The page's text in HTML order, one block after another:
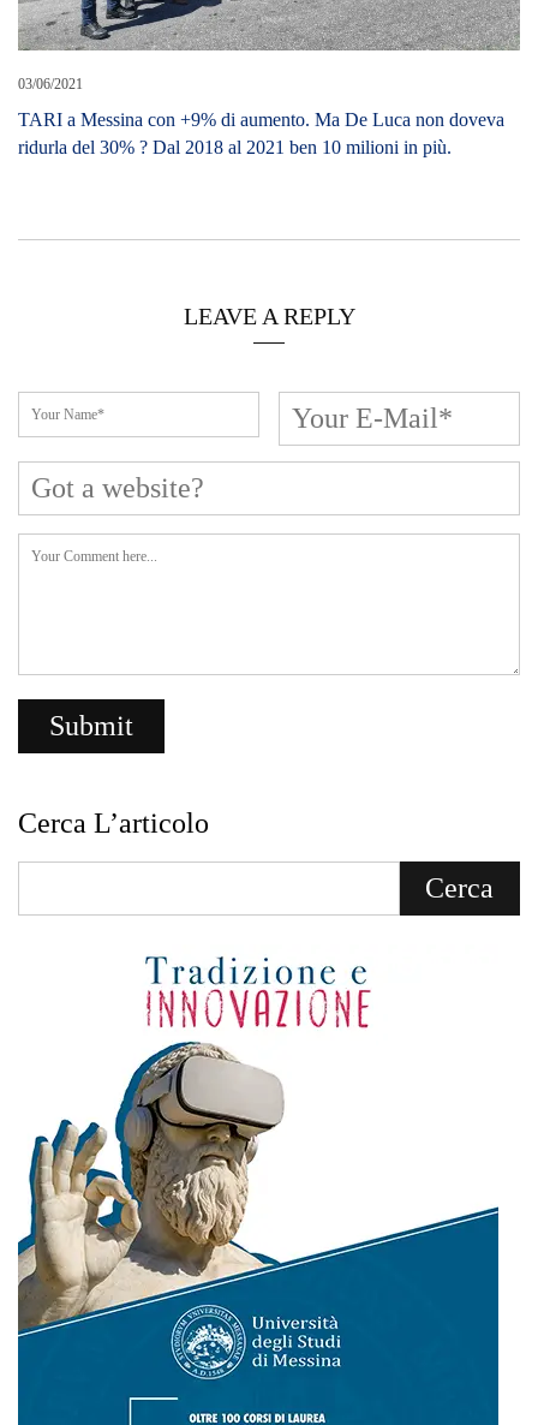
03/06/2021
TARI a Messina con +9% di aumento. Ma De Luca non doveva
ridurla del 30% ? Dal 2018 al 2021 ben 10 milioni in più.
LEAVE A REPLY
Cerca L’articolo